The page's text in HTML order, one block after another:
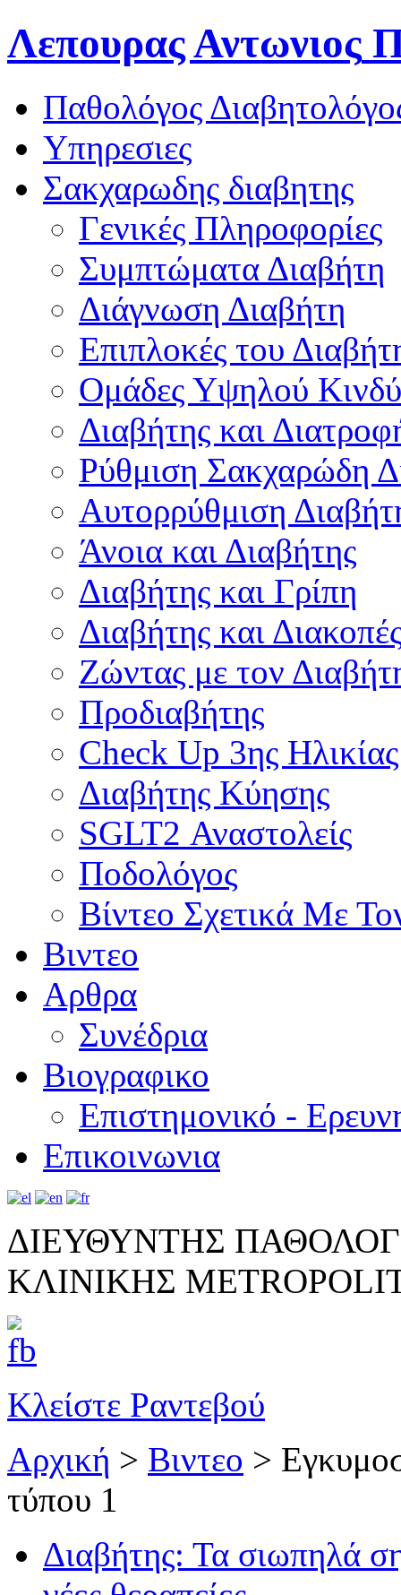
Λεπουρας Αντωνιος
Παθολόγος
Υπηρεσιες
Σακχαρωδης διαβητης
Γενικές Πληροφορίες
Συμπτώματα Διαβήτη
Διάγνωση Διαβήτη
Επιπλοκές του
Oμάδες Υψηλού
Διαβήτης και
Ρύθμιση Σακχαρώδη
Αυτορρύθμιση
Άνοια και Διαβήτης
Διαβήτης και Γρίπη
Διαβήτης και
Ζώντας με τον
Προδιαβήτης
Check Up 3ης Ηλικίας
Διαβήτης Κύησης
SGLT2 Αναστολείς
Ποδολόγος
Βίντεο Σχετικά Με
Βιντεο
Αρθρα
Συνέδρια
Βιογραφικο
Επιστημονικό -
Επικοινωνια
ΔΙΕΥΘΥΝΤΗΣ
ΚΛΙΝΙΚΗΣ
Κλείστε Ραντεβού
Αρχική > Βιντεο >
τύπου 1
Διαβήτης: Τα σιωπηλά